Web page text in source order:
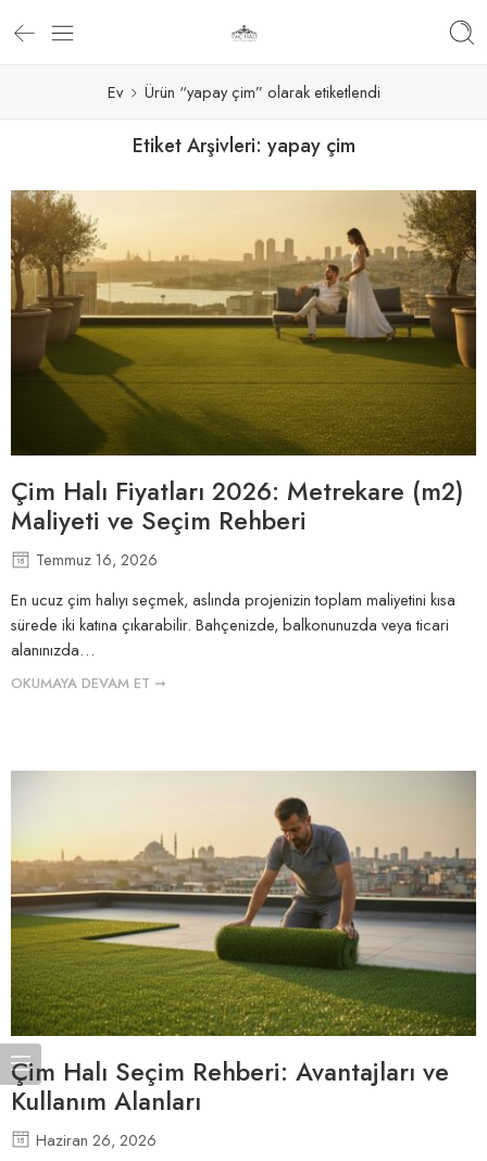
Ev Ürün “yapay çim” olarak etiketlendi
Etiket Arşivleri: yapay çim
Çim Halı Fiyatları 2026: Metrekare (m2)
Maliyeti ve Seçim Rehberi
Temmuz 16, 2026
En ucuz çim halıyı seçmek, aslında projenizin toplam maliyetini kısa
sürede iki katına çıkarabilir. Bahçenizde, balkonunuzda veya ticari
alanınızda…
OKUMAYA DEVAM ET ➞
Çim Halı Seçim Rehberi: Avantajları ve
Kullanım Alanları
Haziran 26, 2026